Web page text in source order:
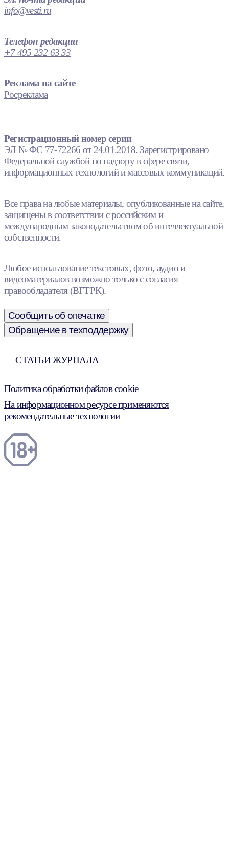
info@vesti.ru
Телефон редакции
+7 495 232 63 33
Реклама на сайте
Росреклама
Регистрационный номер серии
ЭЛ № ФС 77-72266 от 24.01.2018. Зарегистрировано
Федеральной службой по надзору в сфере связи,
информационных технологий и массовых коммуникаций.
Все права на любые материалы, опубликованные на сайте,
защищены в соответствии с российским и
международным законодательством об интеллектуальной
собственности.
Любое использование текстовых, фото, аудио и
видеоматериалов возможно только с согласия
правообладателя (ВГТРК).
Сообщить об опечатке
Обращение в техподдержку
СТАТЬИ ЖУРНАЛА
Политика обработки файлов cookie
На информационном ресурсе применяются
рекомендательные технологии